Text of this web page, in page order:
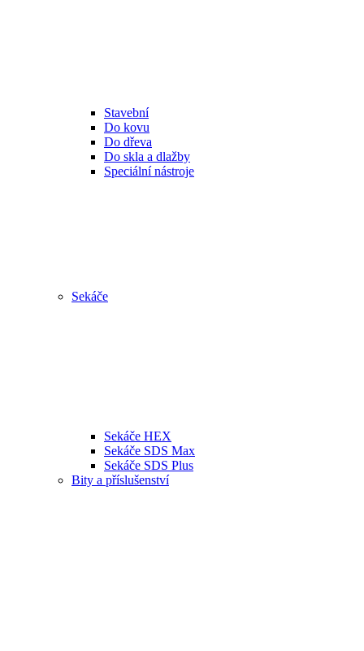
Stavební
Do kovu
Do dřeva
Do skla a dlažby
Speciální nástroje
Sekáče
Sekáče HEX
Sekáče SDS Max
Sekáče SDS Plus
Bity a příslušenství